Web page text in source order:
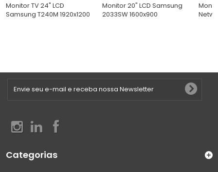
Monitor TV 24" LCD
Samsung T240M 1920x1200
Monitor 20" LCD Samsung
2033SW 1600x900
Categorias